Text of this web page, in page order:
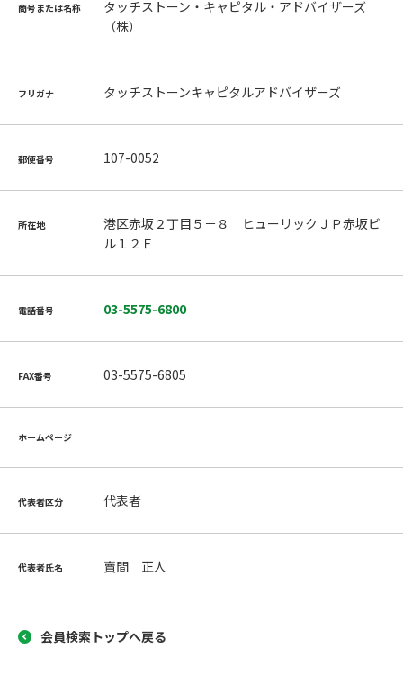
商号または名称
タッチストーン・キャピタル・アドバイザーズ
（株）
フリガナ タッチストーンキャピタルアドバイザーズ
郵便番号 107-0052
所在地
港区赤坂２丁目５－８ ヒューリックＪＰ赤坂ビ
ル１２Ｆ
電話番号 03-5575-6800
FAX番号 03-5575-6805
ホームページ
代表者区分 代表者
代表者氏名 賣間 正人
会員検索トップへ戻る